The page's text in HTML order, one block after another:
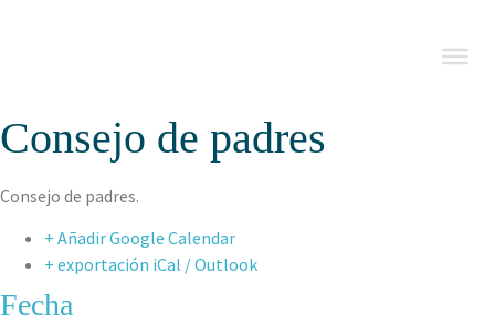
Consejo de padres
Consejo de padres.
+ Añadir Google Calendar
+ exportación iCal / Outlook
Fecha